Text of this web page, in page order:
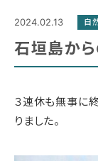
2024.02.13 自
石垣島か
３連休も無事に
りました。